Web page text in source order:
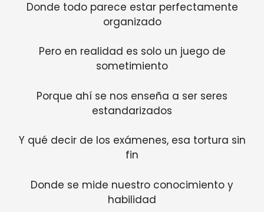
Donde todo parece estar perfectamente
organizado
Pero en realidad es solo un juego de
sometimiento
Porque ahí se nos enseña a ser seres
estandarizados
Y qué decir de los exámenes, esa tortura sin
fin
Donde se mide nuestro conocimiento y
habilidad